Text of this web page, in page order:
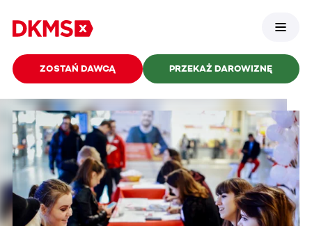
ZOSTAŃ DAWCĄ PRZEKAŻ DAROWIZNĘ